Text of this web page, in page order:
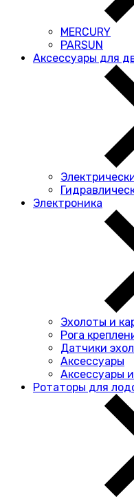
MERCURY
PARSUN
Аксессуары для
Электроника
Эхолоты и
Рога
Датчики
Аксессуары
Аксессуары
Ротаторы для